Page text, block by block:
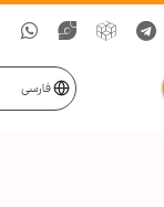
فارسی